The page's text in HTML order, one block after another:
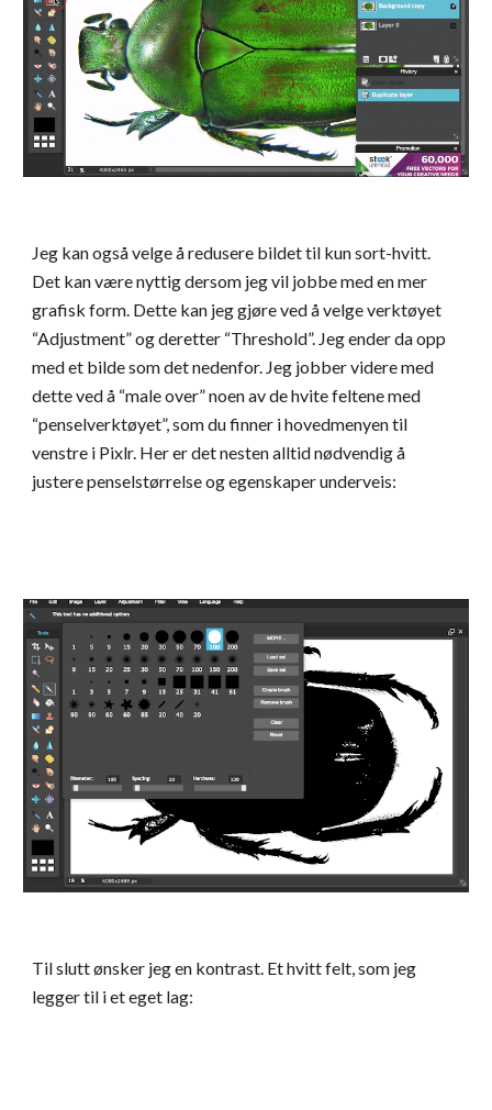
Jeg kan også velge å redusere bildet til kun sort-hvitt.
Det kan være nyttig dersom jeg vil jobbe med en mer
grafisk form. Dette kan jeg gjøre ved å velge verktøyet
“Adjustment” og deretter “Threshold”. Jeg ender da opp
med et bilde som det nedenfor. Jeg jobber videre med
dette ved å “male over” noen av de hvite feltene med
“penselverktøyet”, som du finner i hovedmenyen til
venstre i Pixlr. Her er det nesten alltid nødvendig å
justere penselstørrelse og egenskaper underveis:
Til slutt ønsker jeg en kontrast. Et hvitt felt, som jeg
legger til i et eget lag: